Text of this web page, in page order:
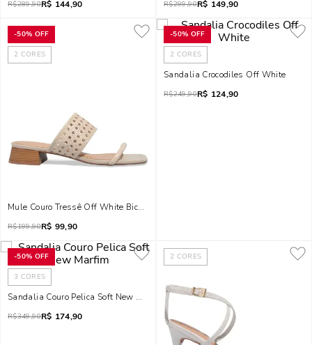
R$289,90R$ 144,90 R$299,90R$ 149,90
-50% OFF
2 CORES
Mule Couro Tressê Off White Bico Quadrado
R$199,90R$ 99,90
-50% OFF
2 CORES
Sandalia Crocodiles Off White
R$249,90R$ 124,90
-50% OFF
3 CORES
Sandalia Couro Pelica Soft New Marfim
R$349,90R$ 174,90
2 CORES